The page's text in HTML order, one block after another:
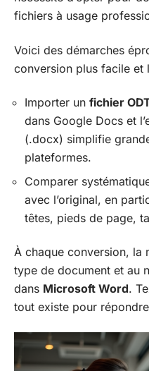
fichiers à usage
Voici des démarches
conversion plus facile et
Importer un fichier
dans Google Docs et
(.docx) simplifie
plateformes.
Comparer
avec l’original, en
têtes, pieds de page,
À chaque conversion, la
type de document et au
dans Microsoft Word.
tout existe pour